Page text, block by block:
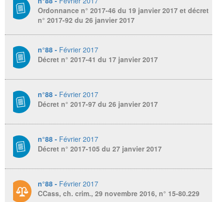
Ordonnance n° 2017-46 du 19 janvier 2017 et décret
n° 2017-92 du 26 janvier 2017
n°88 - Février 2017
Décret n° 2017-41 du 17 janvier 2017
n°88 - Février 2017
Décret n° 2017-97 du 26 janvier 2017
n°88 - Février 2017
Décret n° 2017-105 du 27 janvier 2017
n°88 - Février 2017
CCass, ch. crim., 29 novembre 2016, n° 15-80.229